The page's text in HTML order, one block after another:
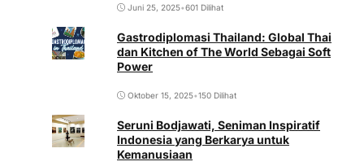
Juni 25, 2025•601 Dilihat
Gastrodiplomasi Thailand: Global Thai
dan Kitchen of The World Sebagai Soft
Power
Oktober 15, 2025•150 Dilihat
Seruni Bodjawati, Seniman Inspiratif
Indonesia yang Berkarya untuk
Kemanusiaan